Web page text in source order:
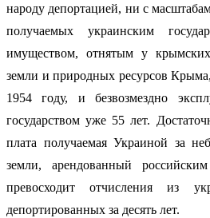
народу депортацией, ни с
получаемых украинским
имуществом, отнятым у
земли и природных ресурсов
1954 году, и безвозмездно
государством уже 55 лет.
плата получаемая Украиной за
земли, арендованный
превосходит отчисления из
депортированных за десять лет.